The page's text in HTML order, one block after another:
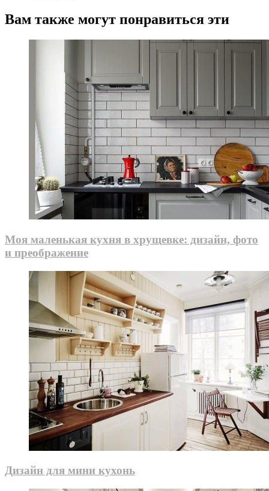
Вам также могут понравиться эти
Моя маленькая кухня в хрущевке: дизайн, фото
и преображение
Дизайн для мини кухонь